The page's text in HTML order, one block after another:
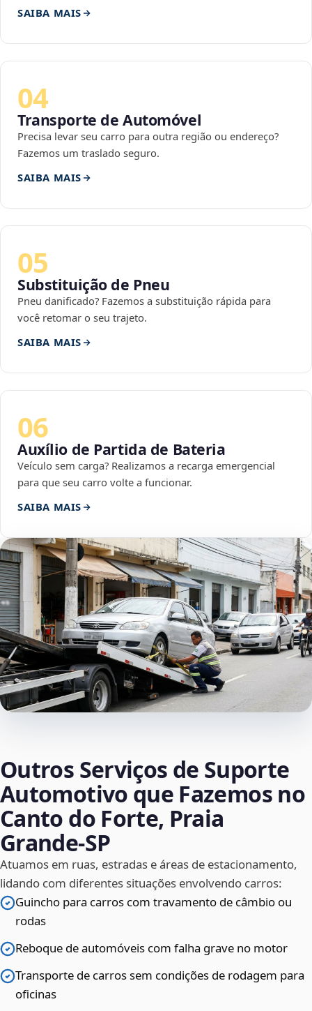
SAIBA MAIS
04
Transporte de Automóvel
Precisa levar seu carro para outra região ou endereço?
Fazemos um traslado seguro.
SAIBA MAIS
05
Substituição de Pneu
Pneu danificado? Fazemos a substituição rápida para
você retomar o seu trajeto.
SAIBA MAIS
06
Auxílio de Partida de Bateria
Veículo sem carga? Realizamos a recarga emergencial
para que seu carro volte a funcionar.
SAIBA MAIS
Outros Serviços de Suporte
Automotivo que Fazemos no
Canto do Forte, Praia
Grande‑SP
Atuamos em ruas, estradas e áreas de estacionamento,
lidando com diferentes situações envolvendo carros:
Guincho para carros com travamento de câmbio ou
rodas
Reboque de automóveis com falha grave no motor
Transporte de carros sem condições de rodagem para
oficinas